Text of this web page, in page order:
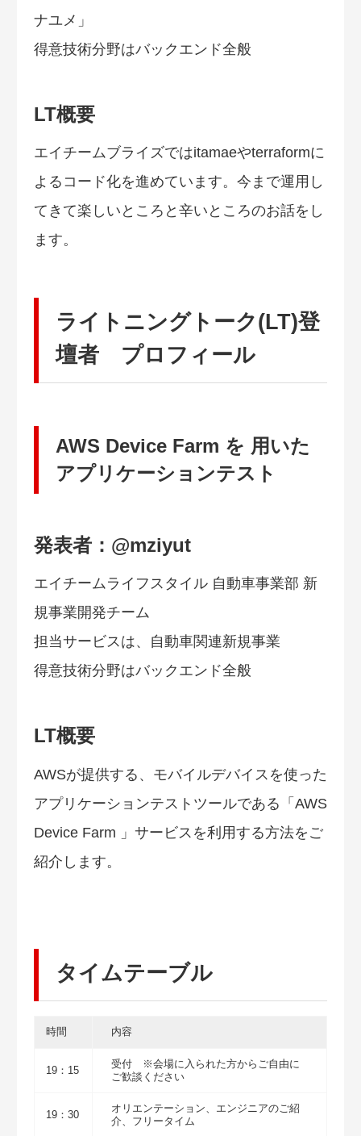
ナユメ」
得意技術分野はバックエンド全般
LT概要
エイチームブライズではitamaeやterraformに
よるコード化を進めています。今まで運用し
てきて楽しいところと辛いところのお話をし
ます。
ライトニングトーク(LT)登
壇者 プロフィール
AWS Device Farm を 用いた
アプリケーションテスト
発表者：@mziyut
エイチームライフスタイル 自動車事業部 新
規事業開発チーム
担当サービスは、自動車関連新規事業
得意技術分野はバックエンド全般
LT概要
AWSが提供する、モバイルデバイスを使った
アプリケーションテストツールである「AWS
Device Farm 」サービスを利用する方法をご
紹介します。
タイムテーブル
時間 内容
19：15
受付 ※会場に入られた方からご自由に
ご歓談ください
19：30
オリエンテーション、エンジニアのご紹
介、フリータイム